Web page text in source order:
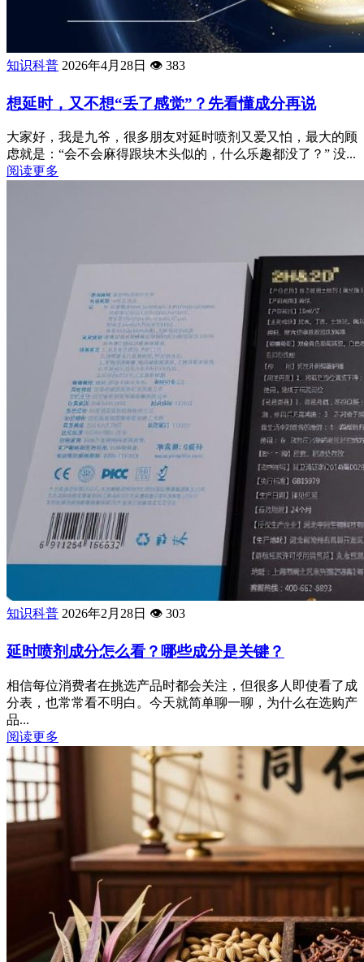
知识科普 2026年4月28日 👁️ 383
想延时，又不想“丢了感觉”？先看懂成分再说
大家好，我是九爷，很多朋友对延时喷剂又爱又怕，最大的顾
虑就是：“会不会麻得跟块木头似的，什么乐趣都没了？” 没...
阅读更多
知识科普 2026年2月28日 👁️ 303
延时喷剂成分怎么看？哪些成分是关键？
相信每位消费者在挑选产品时都会关注，但很多人即使看了成
分表，也常常看不明白。今天就简单聊一聊，为什么在选购产
品...
阅读更多